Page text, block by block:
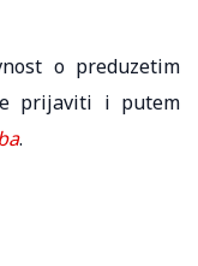
o preduzetim
prijaviti i putem
.